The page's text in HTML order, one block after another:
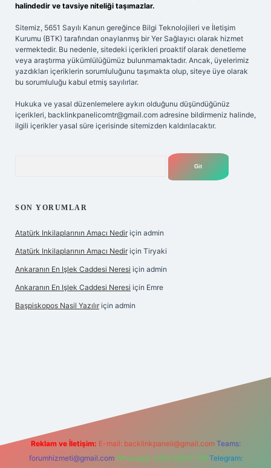
halindedir ve tavsiye niteliği taşımazlar.
Sitemiz, 5651 Sayılı Kanun gereğince Bilgi Teknolojileri ve İletişim
Kurumu (BTK) tarafından onaylanmış bir Yer Sağlayıcı olarak hizmet
vermektedir. Bu nedenle, sitedeki içerikleri proaktif olarak denetleme
veya araştırma yükümlülüğümüz bulunmamaktadır. Ancak, üyelerimiz
yazdıkları içeriklerin sorumluluğunu taşımakta olup, siteye üye olarak
bu sorumluluğu kabul etmiş sayılırlar.
Hukuka ve yasal düzenlemelere aykırı olduğunu düşündüğünüz
içerikleri, backlinkpanelicomtr@gmail.com adresine bildirmeniz halinde,
ilgili içerikler yasal süre içerisinde sitemizden kaldırılacaktır.
SON YORUMLAR
Atatürk Inkilaplarının Amacı Nedir için admin
Atatürk Inkilaplarının Amacı Nedir için Tiryaki
Ankaranın En Işlek Caddesi Neresi için admin
Ankaranın En Işlek Caddesi Neresi için Emre
Başpiskopos Nasil Yazılır için admin
Reklam ve İletişim: E-mail: backlinkpaneli@gmail.com Teams:
forumhizmeti@gmail.com Whatsapp: 0262 606 0 726 Telegram: